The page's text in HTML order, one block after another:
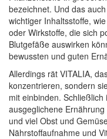
bezeichnet. Und das
wichtiger Inhaltsstoffe,
oder Wirkstoffe, die sich
Blutgefäße auswirken
bewussten und guten
Allerdings rät VITALIA,
konzentrieren, sondern
mit einbinden.
ausgeglichene
und viel Obst und
Nährstoffaufnahme und